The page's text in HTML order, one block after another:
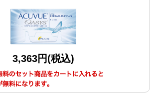
3,363円(税込)